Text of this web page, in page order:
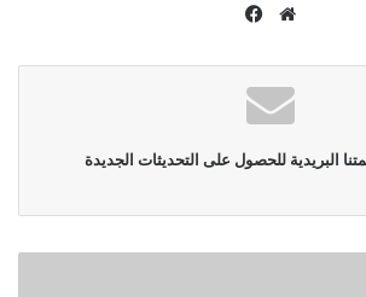
موقع
البريدية للحصول على التحديثات الجديدة